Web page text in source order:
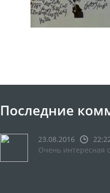
Последние
23.08.2016
Очень интересная